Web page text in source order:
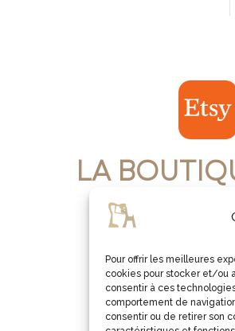
Pour offrir les meilleures
cookies pour stocker et/ou
consentir à ces
comportement de
consentir ou de retirer son
LA
JE VISITE LA